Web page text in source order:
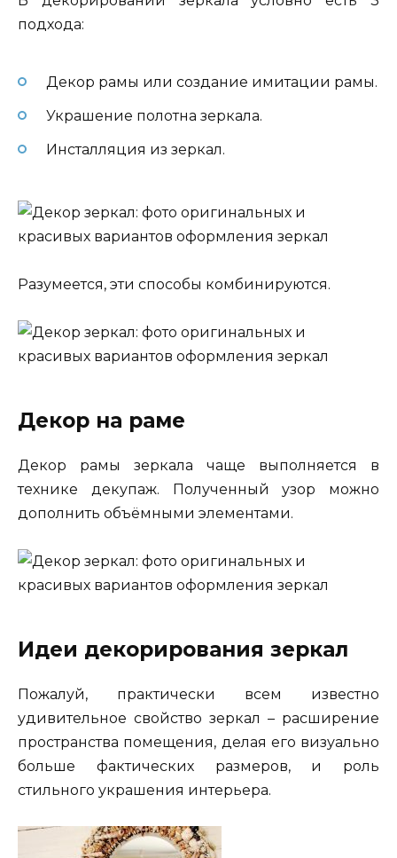
подхода:
Декор рамы или создание имитации рамы.
Украшение полотна зеркала.
Инсталляция из зеркал.
Разумеется, эти способы комбинируются.
Декор на раме
Декор рамы зеркала чаще выполняется в
технике декупаж. Полученный узор можно
дополнить объёмными элементами.
Идеи декорирования зеркал
Пожалуй, практически всем известно
удивительное свойство зеркал – расширение
пространства помещения, делая его визуально
больше фактических размеров, и роль
стильного украшения интерьера.